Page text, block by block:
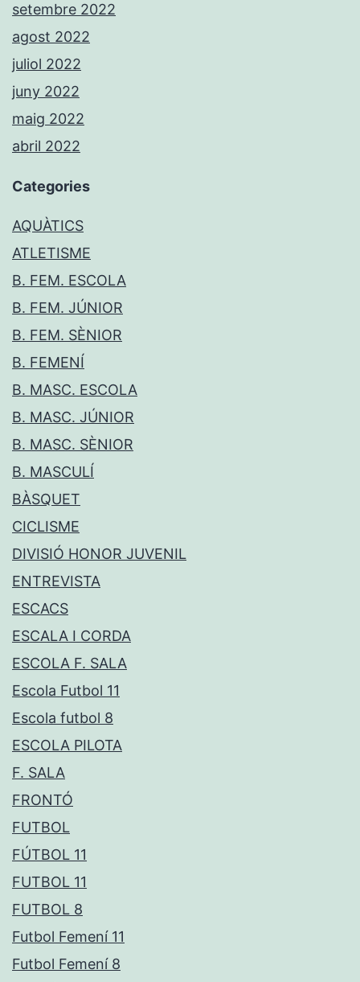
setembre 2022
agost 2022
juliol 2022
juny 2022
maig 2022
abril 2022
Categories
AQUÀTICS
ATLETISME
B. FEM. ESCOLA
B. FEM. JÚNIOR
B. FEM. SÈNIOR
B. FEMENÍ
B. MASC. ESCOLA
B. MASC. JÚNIOR
B. MASC. SÈNIOR
B. MASCULÍ
BÀSQUET
CICLISME
DIVISIÓ HONOR JUVENIL
ENTREVISTA
ESCACS
ESCALA I CORDA
ESCOLA F. SALA
Escola Futbol 11
Escola futbol 8
ESCOLA PILOTA
F. SALA
FRONTÓ
FUTBOL
FÚTBOL 11
FUTBOL 11
FUTBOL 8
Futbol Femení 11
Futbol Femení 8